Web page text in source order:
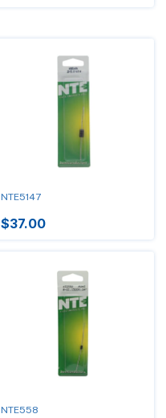
NTE5147
$37.00
NTE558